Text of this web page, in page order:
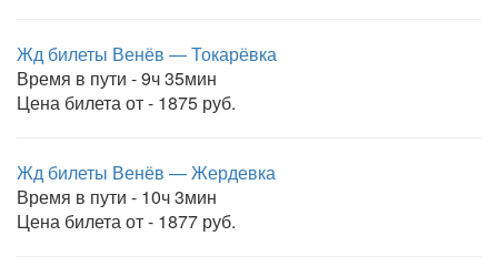
Жд билеты Венёв — Токарёвка
Время в пути - 9ч 35мин
Цена билета от - 1875 руб.
Жд билеты Венёв — Жердевка
Время в пути - 10ч 3мин
Цена билета от - 1877 руб.